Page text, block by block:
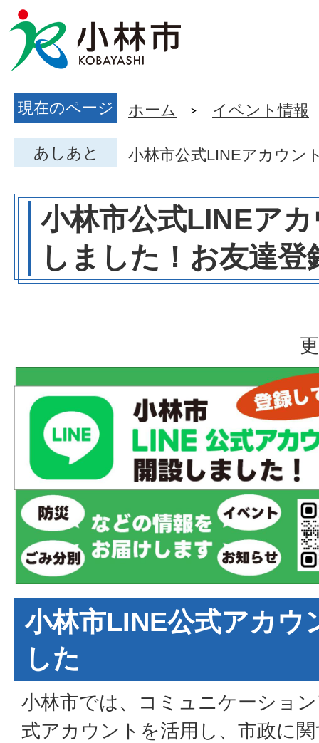
現在のページ ホーム イベント情報
あしあと 小林市公式LINEアカウン
小林市公式LINEア
しました！お友達登
小林市LINE公式アカウ
した
小林市では、コミュニケーショ
式アカウントを活用し、市政に